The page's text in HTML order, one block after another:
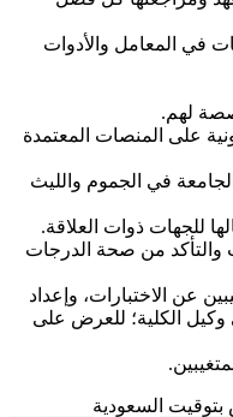
في المعامل والأدوات
لهم.
على المنصات المعتمدة
في الجموم والليث
للجهات ذوات العلاقة.
والتأكد من صحة الدرجات
عن الاختبارات، وإعداد
وكيل الكلية؛ للعرض على